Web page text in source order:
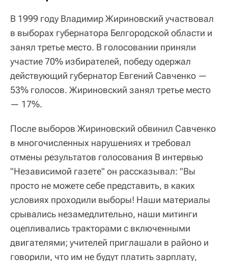
В 1999 году Владимир Жириновский участвовал
в выборах губернатора Белгородской области и
занял третье место. В голосовании приняли
участие 70% избирателей, победу одержал
действующий губернатор Евгений Савченко —
53% голосов. Жириновский занял третье место
— 17%.
После выборов Жириновский обвинил Савченко
в многочисленных нарушениях и требовал
отмены результатов голосования В интервью
"Независимой газете" он рассказывал: "Вы
просто не можете себе представить, в каких
условиях проходили выборы! Наши материалы
срывались незамедлительно, наши митинги
оцепливались тракторами с включенными
двигателями; учителей приглашали в районо и
говорили, что им не будут платить зарплату,